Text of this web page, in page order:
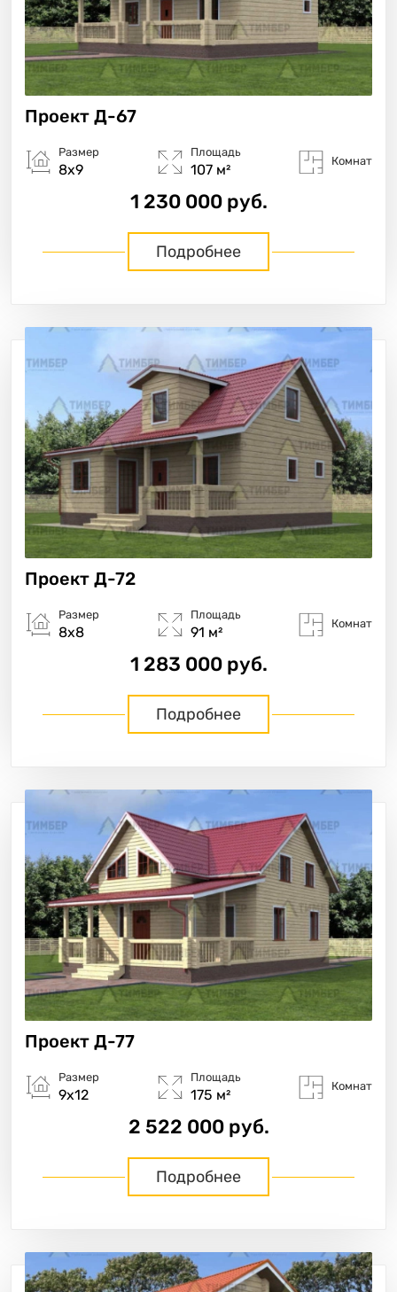
Проект Д-67
Размер
8х9
Площадь
107 м²
Комнат
1 230 000 руб.
Подробнее
Проект Д-72
Размер
8х8
Площадь
91 м²
Комнат
1 283 000 руб.
Подробнее
Проект Д-77
Размер
9х12
Площадь
175 м²
Комнат
2 522 000 руб.
Подробнее